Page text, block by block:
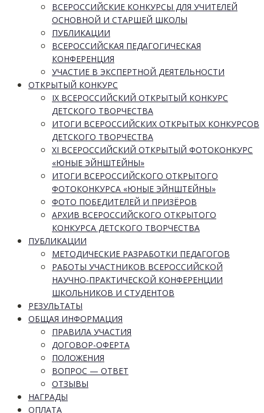
ВСЕРОССИЙСКИЕ КОНКУРСЫ ДЛЯ УЧИТЕЛЕЙ
ОСНОВНОЙ И СТАРШЕЙ ШКОЛЫ
ПУБЛИКАЦИИ
ВСЕРОССИЙСКАЯ ПЕДАГОГИЧЕСКАЯ
КОНФЕРЕНЦИЯ
УЧАСТИЕ В ЭКСПЕРТНОЙ ДЕЯТЕЛЬНОСТИ
ОТКРЫТЫЙ КОНКУРС
IX ВСЕРОССИЙСКИЙ ОТКРЫТЫЙ КОНКУРС
ДЕТСКОГО ТВОРЧЕСТВА
ИТОГИ ВСЕРОССИЙСКИХ ОТКРЫТЫХ КОНКУРСОВ
ДЕТСКОГО ТВОРЧЕСТВА
XI ВСЕРОССИЙСКИЙ ОТКРЫТЫЙ ФОТОКОНКУРС
«ЮНЫЕ ЭЙНШТЕЙНЫ»
ИТОГИ ВСЕРОССИЙСКОГО ОТКРЫТОГО
ФОТОКОНКУРСА «ЮНЫЕ ЭЙНШТЕЙНЫ»
ФОТО ПОБЕДИТЕЛЕЙ И ПРИЗЁРОВ
АРХИВ ВСЕРОССИЙСКОГО ОТКРЫТОГО
КОНКУРСА ДЕТСКОГО ТВОРЧЕСТВА
ПУБЛИКАЦИИ
МЕТОДИЧЕСКИЕ РАЗРАБОТКИ ПЕДАГОГОВ
РАБОТЫ УЧАСТНИКОВ ВСЕРОССИЙСКОЙ
НАУЧНО-ПРАКТИЧЕСКОЙ КОНФЕРЕНЦИИ
ШКОЛЬНИКОВ И СТУДЕНТОВ
РЕЗУЛЬТАТЫ
ОБЩАЯ ИНФОРМАЦИЯ
ПРАВИЛА УЧАСТИЯ
ДОГОВОР-ОФЕРТА
ПОЛОЖЕНИЯ
ВОПРОС — ОТВЕТ
ОТЗЫВЫ
НАГРАДЫ
ОПЛАТА